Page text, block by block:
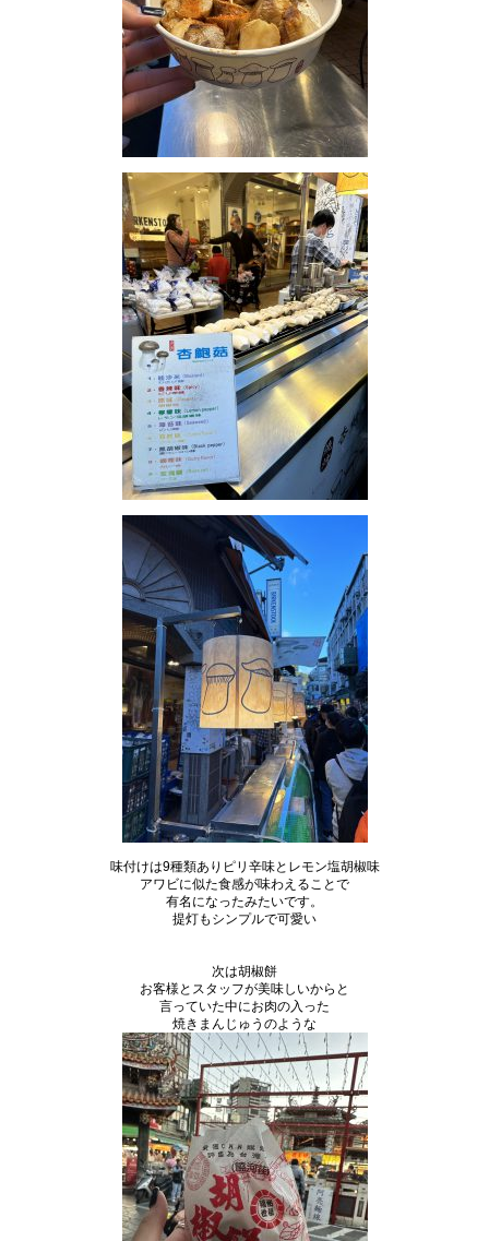
味付けは9種類ありピリ辛味とレモン塩胡椒味
アワビに似た食感が味わえることで
有名になったみたいです。
提灯もシンプルで可愛い
次は胡椒餅
お客様とスタッフが美味しいからと
言っていた中にお肉の入った
焼きまんじゅうのような